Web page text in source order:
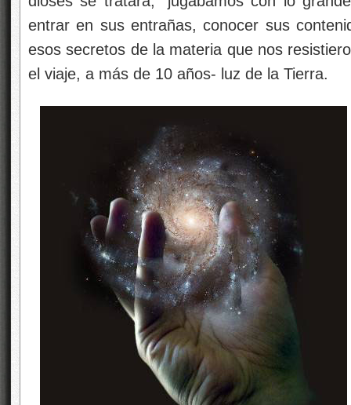
entrar en sus entrañas, conocer sus
esos secretos de la materia que nos
el viaje, a más de 10 años- luz de la Tierra.